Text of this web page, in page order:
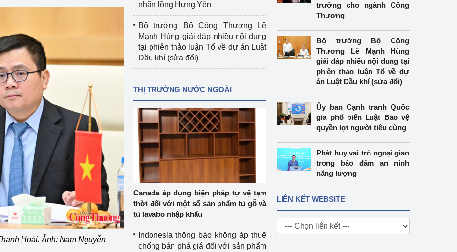
Nông Lâm Thủy sản
Tổ chức kiểm định kỹ thuật an toàn lao
động thuộc thẩm quyền quản lý của
Bộ Công Thương
Tổ chức được cấp GCN đăng ký, hoạt
động kiểm định thiết bị, dụng cụ điện
làm việc ở môi trường không có nguy
hiểm khí, bụi nổ
Cơ sở sản xuất, sửa chữa chai chứa
LPG
Tổ chức huấn luyện, bồi dưỡng
nghiệp vụ kiểm định kỹ thuật an toàn
lao động
Công Thương
Công Thương
tiết kiệm và
Hiệu quả năng lượng
và đổi mới sáng
Video bảo vệ môi trường
Hoài. Ảnh: Nam Nguyễn
nhãn lồng Hưng Yên
Bộ trưởng Bộ Công Thương Lê
Mạnh Hùng giải đáp nhiều nội dung
tại phiên thảo luận Tổ về dự án Luật
Dầu khí (sửa đổi)
THỊ TRƯỜNG NƯỚC NGOÀI
Canada áp dụng biện pháp tự vệ tạm
thời đối với một số sản phẩm tủ gỗ và
tủ lavabo nhập khẩu
Indonesia thông báo không áp thuế
chống bán phá giá đối với sản phẩm
trưởng cho ngành Công
Thương
Bộ trưởng Bộ Công
Thương Lê Mạnh Hùng
giải đáp nhiều nội dung tại
phiên thảo luận Tổ về dự
án Luật Dầu khí (sửa đổi)
Ủy ban Cạnh tranh Quốc
gia phổ biến Luật Bảo vệ
quyền lợi người tiêu dùng
Phát huy vai trò ngoại giao
trong bảo đảm an ninh
năng lượng
LIÊN KẾT WEBSITE